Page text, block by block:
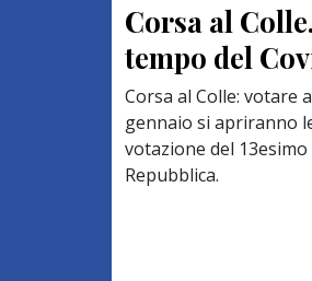
Corsa al
tempo del
Corsa al Colle: votare
gennaio si apriranno
votazione del
Repubblica.